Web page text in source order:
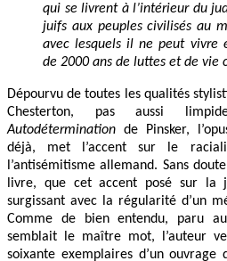
qui se livrent à l’intérieur du
juifs aux peuples civilisés au
avec lesquels il ne peut vivre
de 2000 ans de luttes et de vie
Dépourvu de toutes les qualités
Chesterton, pas aussi
Autodétermination de Pinsker,
déjà, met l’accent sur le
l’antisémitisme allemand. Sans
livre, que cet accent posé sur la
surgissant avec la régularité d’un
Comme de bien entendu, paru
semblait le maître mot, l’auteur
soixante exemplaires d’un